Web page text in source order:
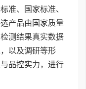
准、国家标准、
产品由国家质量
测结果真实数据
以及调研等形
品控实力，进行